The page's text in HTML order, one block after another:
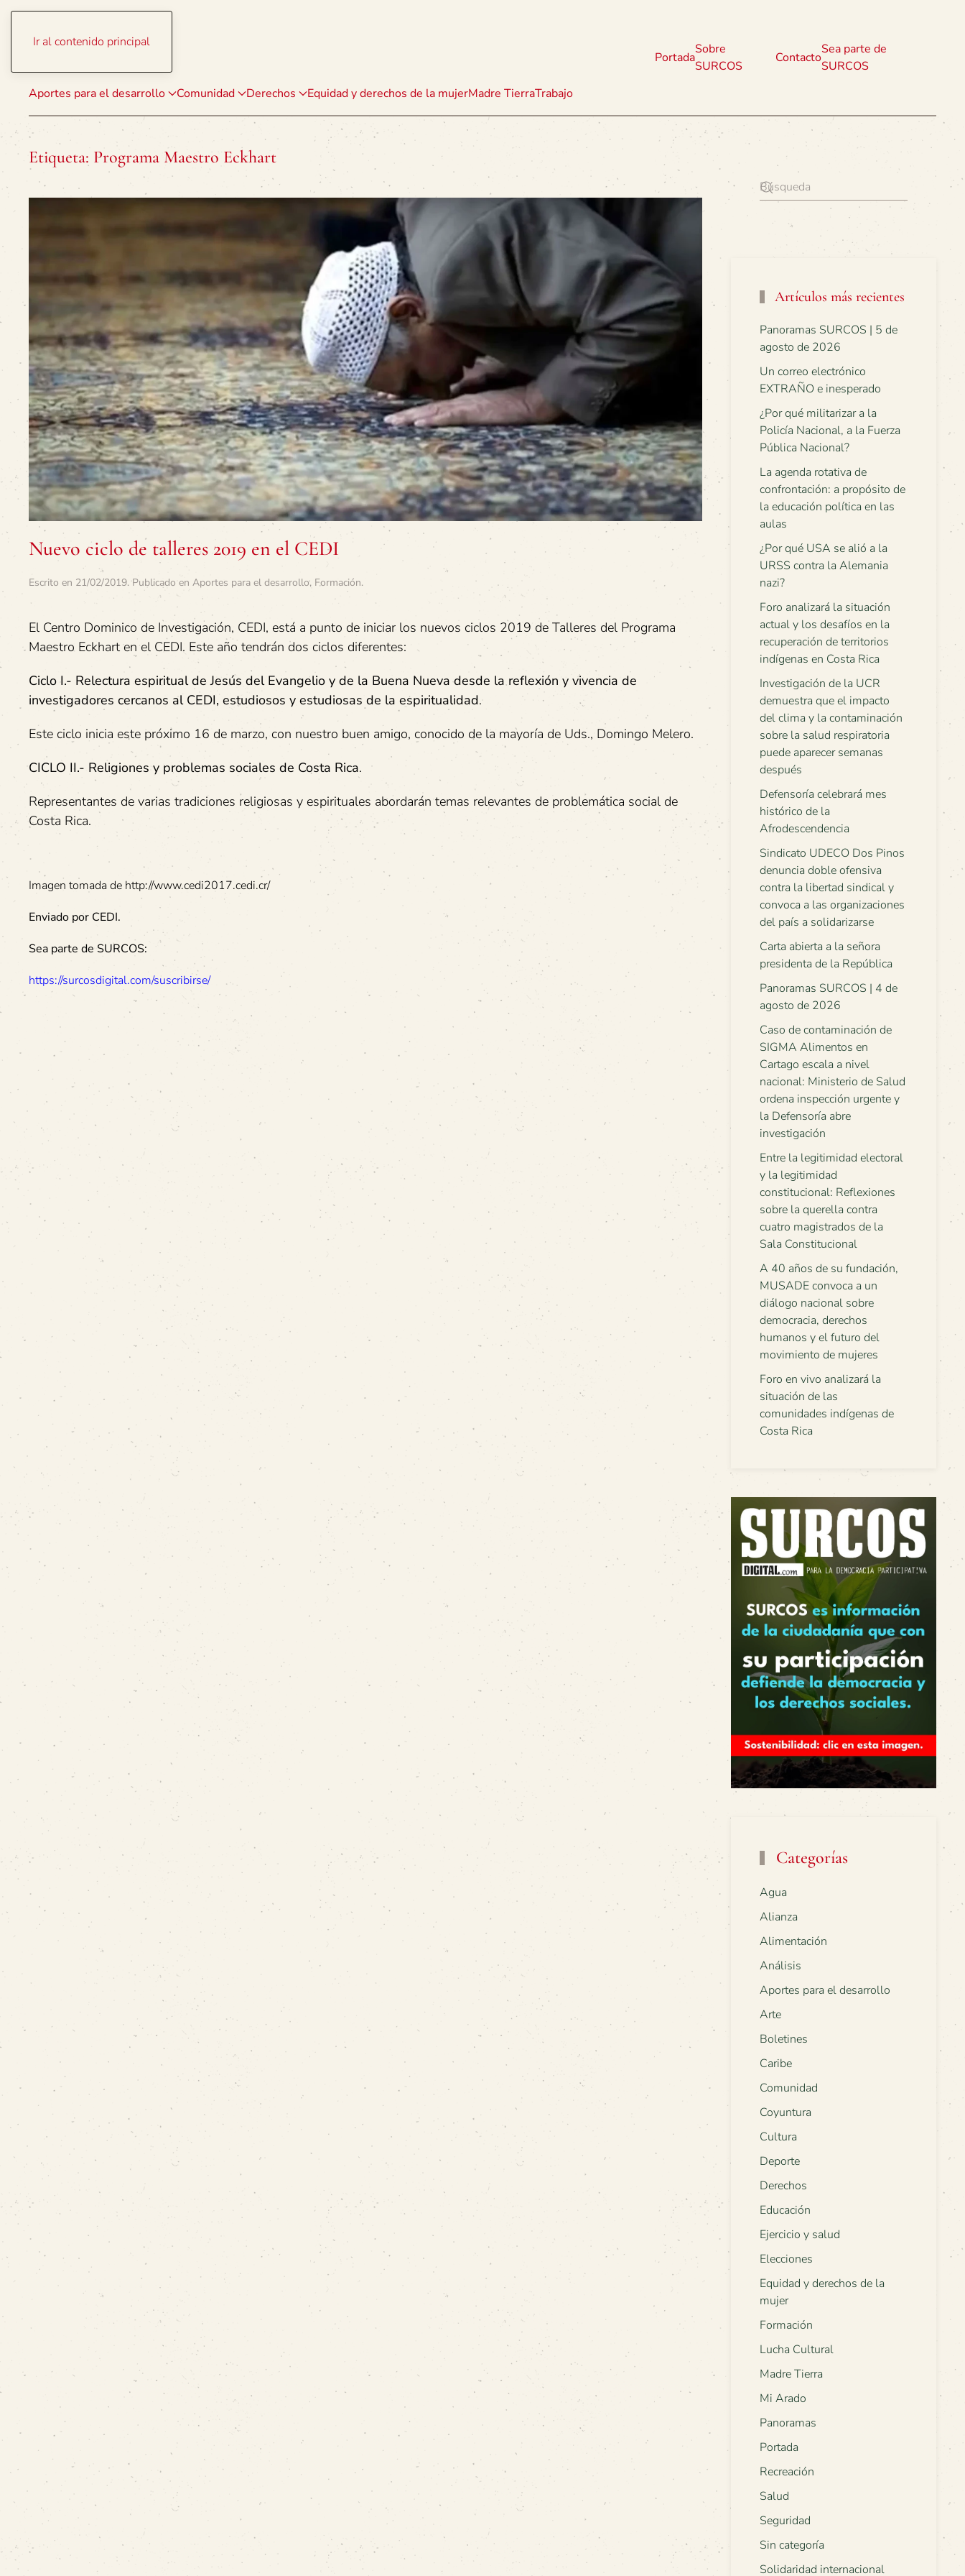
Ir al contenido principal
Aportes para el desarrollo Comunidad Derechos Equidad y derechos de la mujerMadre TierraTrabajo
Portada
Sobre
SURCOS
Contacto
Sea parte de
SURCOS
Etiqueta: Programa Maestro Eckhart
Nuevo ciclo de talleres 2019 en el CEDI
Escrito en 21/02/2019. Publicado en Aportes para el desarrollo, Formación.
El Centro Dominico de Investigación, CEDI, está a punto de iniciar los nuevos ciclos 2019 de Talleres del Programa
Maestro Eckhart en el CEDI. Este año tendrán dos ciclos diferentes:
Ciclo I.- Relectura espiritual de Jesús del Evangelio y de la Buena Nueva desde la reflexión y vivencia de
investigadores cercanos al CEDI, estudiosos y estudiosas de la espiritualidad.
Este ciclo inicia este próximo 16 de marzo, con nuestro buen amigo, conocido de la mayoría de Uds., Domingo Melero.
CICLO II.- Religiones y problemas sociales de Costa Rica.
Representantes de varias tradiciones religiosas y espirituales abordarán temas relevantes de problemática social de
Costa Rica.
Imagen tomada de http://www.cedi2017.cedi.cr/
Enviado por CEDI.
Sea parte de SURCOS:
https://surcosdigital.com/suscribirse/
Artículos más recientes
Panoramas SURCOS | 5 de
agosto de 2026
Un correo electrónico
EXTRAÑO e inesperado
¿Por qué militarizar a la
Policía Nacional, a la Fuerza
Pública Nacional?
La agenda rotativa de
confrontación: a propósito de
la educación política en las
aulas
¿Por qué USA se alió a la
URSS contra la Alemania
nazi?
Foro analizará la situación
actual y los desafíos en la
recuperación de territorios
indígenas en Costa Rica
Investigación de la UCR
demuestra que el impacto
del clima y la contaminación
sobre la salud respiratoria
puede aparecer semanas
después
Defensoría celebrará mes
histórico de la
Afrodescendencia
Sindicato UDECO Dos Pinos
denuncia doble ofensiva
contra la libertad sindical y
convoca a las organizaciones
del país a solidarizarse
Carta abierta a la señora
presidenta de la República
Panoramas SURCOS | 4 de
agosto de 2026
Caso de contaminación de
SIGMA Alimentos en
Cartago escala a nivel
nacional: Ministerio de Salud
ordena inspección urgente y
la Defensoría abre
investigación
Entre la legitimidad electoral
y la legitimidad
constitucional: Reflexiones
sobre la querella contra
cuatro magistrados de la
Sala Constitucional
A 40 años de su fundación,
MUSADE convoca a un
diálogo nacional sobre
democracia, derechos
humanos y el futuro del
movimiento de mujeres
Foro en vivo analizará la
situación de las
comunidades indígenas de
Costa Rica
Categorías
Agua
Alianza
Alimentación
Análisis
Aportes para el desarrollo
Arte
Boletines
Caribe
Comunidad
Coyuntura
Cultura
Deporte
Derechos
Educación
Ejercicio y salud
Elecciones
Equidad y derechos de la
mujer
Formación
Lucha Cultural
Madre Tierra
Mi Arado
Panoramas
Portada
Recreación
Salud
Seguridad
Sin categoría
Solidaridad internacional